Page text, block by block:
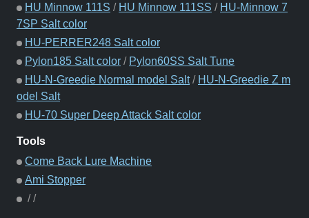
HU Minnow 111S / HU Minnow 111SS / HU-Minnow 7
7SP Salt color
HU-PERRER248 Salt color
Pylon185 Salt color / Pylon60SS Salt Tune
HU-N-Greedie Normal model Salt/ HU-N-Greedie Z m
odel Salt
HU-70 Super Deep Attack Salt color
Tools
Come Back Lure Machine
Ami Stopper
//